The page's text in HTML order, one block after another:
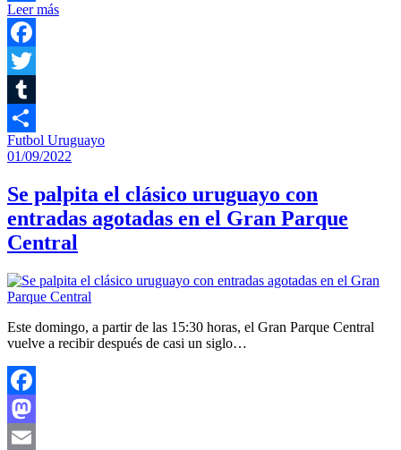
Compartir
Leer más
Facebook
Twitter
Tumblr
Compartir
Futbol Uruguayo
01/09/2022
Se palpita el clásico uruguayo con
entradas agotadas en el Gran Parque
Central
Este domingo, a partir de las 15:30 horas, el Gran Parque Central
vuelve a recibir después de casi un siglo…
Facebook
Mastodon